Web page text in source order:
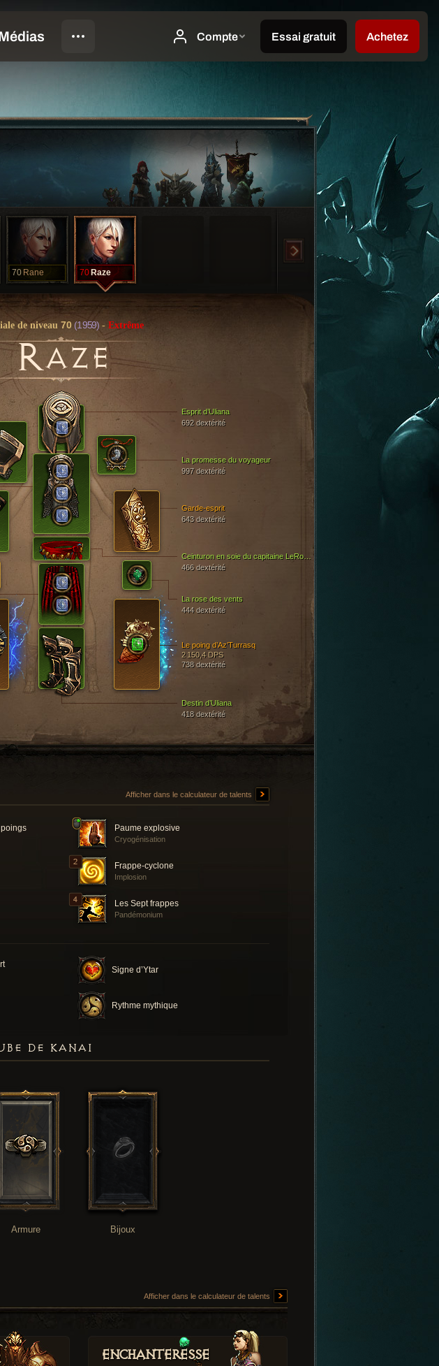
70 Rane 70 Raze
de niveau70 (1 959) - Extrême
RAZE
Esprit d’Uliana
692 dextérité
Destin d’Uliana
418 dextérité
Garde-esprit
643 dextérité
Le poing d’Az’Turrasq
2 150,4 DPS
738 dextérité
Ceinturon en soie du capitaine LeRouge
466 dextérité
La rose des vents
444 dextérité
La promesse du voyageur
997 dextérité
Afficher dans le calculateur de talents
Paume explosive
Cryogénisation
Frappe-cyclone
Implosion
Les Sept frappes
Pandémonium
Signe d’Ytar
Rythme mythique
DE KANAI
Armure Bijoux
Afficher dans le calculateur de talents
Enchanteresse